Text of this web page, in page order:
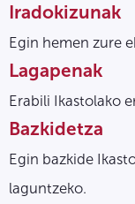
Iradokizunak
Egin hemen zure
Lagapenak
Erabili Ikastolako
Bazkidetza
Egin bazkide
laguntzeko.